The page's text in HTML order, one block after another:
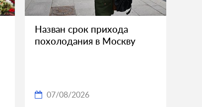
Назван срок прихода
похолодания в Москву
07/08/2026